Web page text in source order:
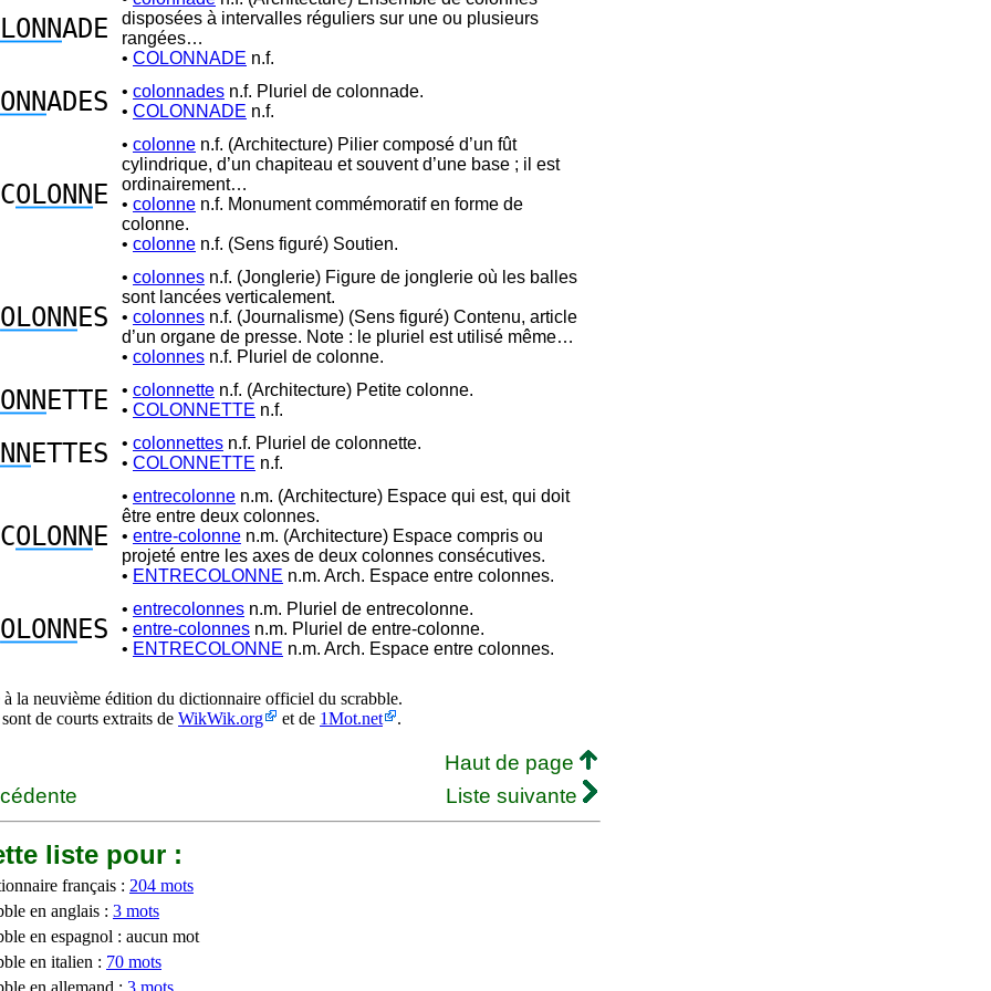
ADE
disposées à intervalles réguliers sur une ou plusieurs
rangées…
• COLONNADE n.f.
ADES • colonnades n.f. Pluriel de colonnade.
• COLONNADE n.f.
COLONN E
• colonne n.f. (Architecture) Pilier composé d’un fût
cylindrique, d’un chapiteau et souvent d’une base ; il est
ordinairement…
• colonne n.f. Monument commémoratif en forme de
colonne.
• colonne n.f. (Sens figuré) Soutien.
OLONN ES
• colonnes n.f. (Jonglerie) Figure de jonglerie où les balles
sont lancées verticalement.
• colonnes n.f. (Journalisme) (Sens figuré) Contenu, article
d’un organe de presse. Note : le pluriel est utilisé même…
• colonnes n.f. Pluriel de colonne.
ETTE • colonnette n.f. (Architecture) Petite colonne.
• COLONNETTE n.f.
ETTES • colonnettes n.f. Pluriel de colonnette.
• COLONNETTE n.f.
OLONN E
• entrecolonne n.m. (Architecture) Espace qui est, qui doit
être entre deux colonnes.
• entre-colonne n.m. (Architecture) Espace compris ou
projeté entre les axes de deux colonnes consécutives.
• ENTRECOLONNE n.m. Arch. Espace entre colonnes.
OLONN ES
• entrecolonnes n.m. Pluriel de entrecolonne.
• entre-colonnes n.m. Pluriel de entre-colonne.
• ENTRECOLONNE n.m. Arch. Espace entre colonnes.
la neuvième édition du dictionnaire officiel du scrabble.
de courts extraits de WikWik.org et de 1Mot.net .
Haut de page
Liste suivante
liste pour :
français : 204 mots
en anglais : 3 mots
en espagnol : aucun mot
en italien : 70 mots
en allemand : 3 mots